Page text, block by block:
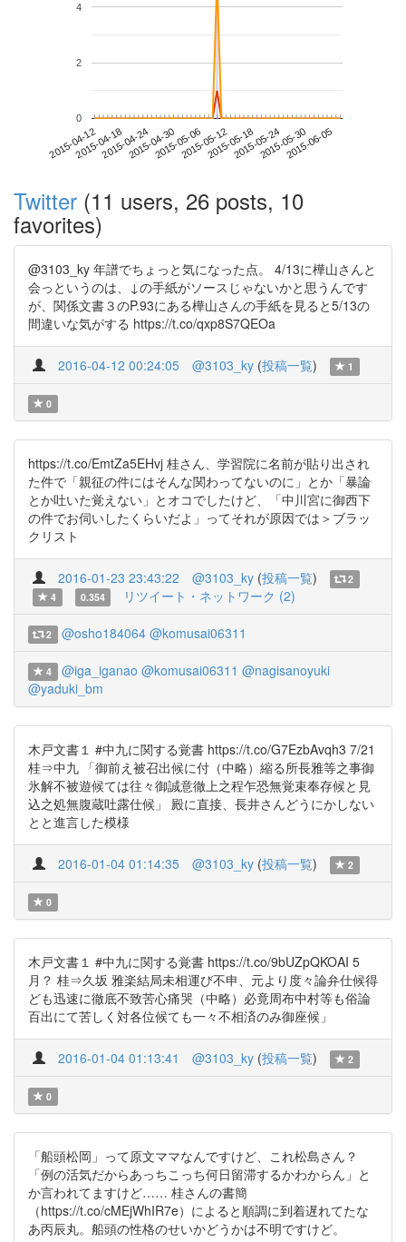
2015-04-122015-04-182015-04-242015-04-302015-05-062015-05-122015-05-182015-05-242015-05-302015-06-05
0
2
4
Twitter (11 users, 26 posts, 10
favorites)
@3103_ky 年譜でちょっと気になった点。 4/13に樺山さんと
会っというのは、↓の手紙がソースじゃないかと思うんです
が、関係文書３のP.93にある樺山さんの手紙を見ると5/13の
間違いな気がする https://t.co/qxp8S7QEOa
2016-04-12 00:24:05 @3103_ky (投稿一覧) 1
0
https://t.co/EmtZa5EHvj 桂さん、学習院に名前が貼り出され
た件で「親征の件にはそんな関わってないのに」とか「暴論
とか吐いた覚えない」とオコでしたけど、「中川宮に御西下
の件でお伺いしたくらいだよ」ってそれが原因では＞ブラッ
クリスト
2016-01-23 23:43:22 @3103_ky (投稿一覧)
2
4
0.354 リツイート・ネットワーク (2)
2 @osho184064 @komusai06311
4 @iga_iganao @komusai06311 @nagisanoyuki
@yaduki_bm
木戸文書１ #中九に関する覚書 https://t.co/G7EzbAvqh3 7/21
桂⇒中九 「御前え被召出候に付（中略）縮る所長雅等之事御
氷解不被遊候ては往々御誠意徹上之程乍恐無覚束奉存候と見
込之処無腹蔵吐露仕候」 殿に直接、長井さんどうにかしない
とと進言した模様
2016-01-04 01:14:35 @3103_ky (投稿一覧) 2
0
木戸文書１ #中九に関する覚書 https://t.co/9bUZpQKOAI 5
月？ 桂⇒久坂 雅楽結局未相運び不申、元より度々論弁仕候得
ども迅速に徹底不致苦心痛哭（中略）必竟周布中村等も俗論
百出にて苦しく対各位候ても一々不相済のみ御座候」
2016-01-04 01:13:41 @3103_ky (投稿一覧) 2
0
「船頭松岡」って原文ママなんですけど、これ松島さん？
「例の活気だからあっちこっち何日留滞するかわからん」と
か言われてますけど…… 桂さんの書簡
（https://t.co/cMEjWhIR7e）によると順調に到着遅れてたな
あ丙辰丸。船頭の性格のせいかどうかは不明ですけど。